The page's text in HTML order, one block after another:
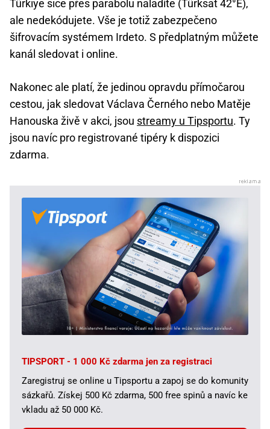
Türkiye sice přes parabolu naladíte (Türksat 42°E),
ale nedekódujete. Vše je totiž zabezpečeno
šifrovacím systémem Irdeto. S předplatným můžete
kanál sledovat i online.
Nakonec ale platí, že jedinou opravdu přímočarou
cestou, jak sledovat Václava Černého nebo Matěje
Hanouska živě v akci, jsou streamy u Tipsportu. Ty
jsou navíc pro registrované tipéry k dispozici
zdarma.
TIPSPORT - 1 000 Kč zdarma jen za registraci
Zaregistruj se online u Tipsportu a zapoj se do komunity
sázkařů. Získej 500 Kč zdarma, 500 free spinů a navíc ke
vkladu až 50 000 Kč.